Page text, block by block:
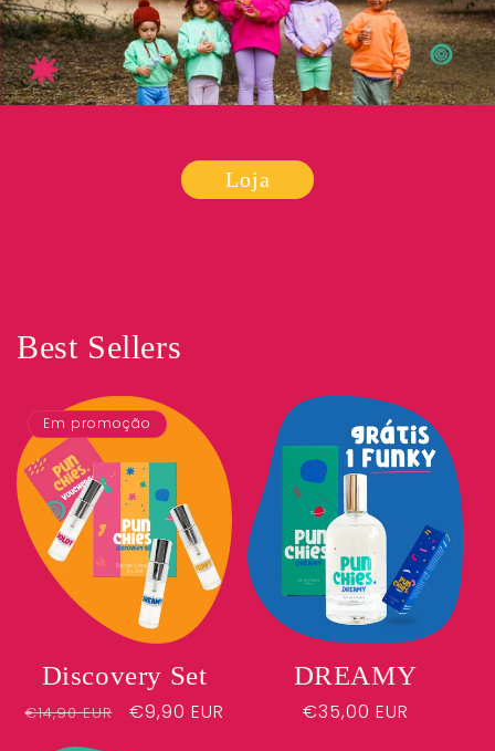
Loja
Best Sellers
Em promoção
Discovery Set
Preço
€14,90 EUR
Preço
€9,90 EUR
DREAMY
Preço
€35,00 EUR